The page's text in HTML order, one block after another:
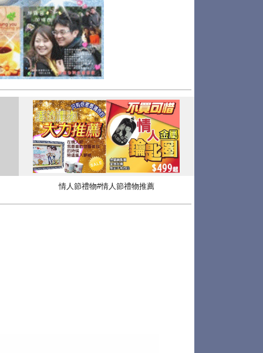
情人節禮物#情人節禮物推薦